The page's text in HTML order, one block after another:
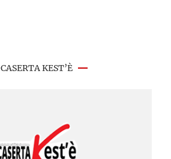
CASERTA KEST’È